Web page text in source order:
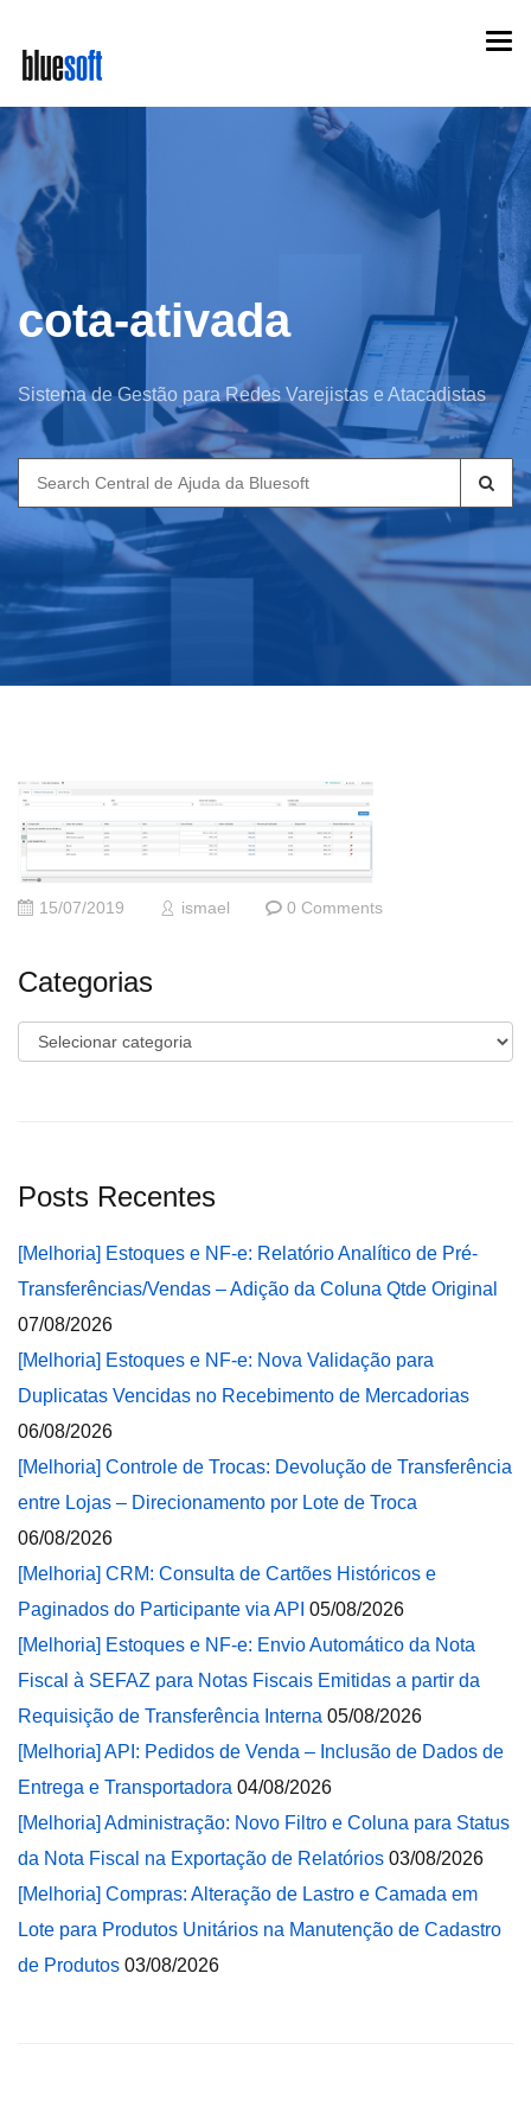
main
content
cota-ativada
Sistema de Gestão para Redes Varejistas e Atacadistas
Search
for:
15/07/2019 ismael 0 Comments
Categorias
Categorias
Posts Recentes
[Melhoria] Estoques e NF-e: Relatório Analítico de Pré-
Transferências/Vendas – Adição da Coluna Qtde Original
07/08/2026
[Melhoria] Estoques e NF-e: Nova Validação para
Duplicatas Vencidas no Recebimento de Mercadorias
06/08/2026
[Melhoria] Controle de Trocas: Devolução de Transferência
entre Lojas – Direcionamento por Lote de Troca
06/08/2026
[Melhoria] CRM: Consulta de Cartões Históricos e
Paginados do Participante via API 05/08/2026
[Melhoria] Estoques e NF-e: Envio Automático da Nota
Fiscal à SEFAZ para Notas Fiscais Emitidas a partir da
Requisição de Transferência Interna 05/08/2026
[Melhoria] API: Pedidos de Venda – Inclusão de Dados de
Entrega e Transportadora 04/08/2026
[Melhoria] Administração: Novo Filtro e Coluna para Status
da Nota Fiscal na Exportação de Relatórios 03/08/2026
[Melhoria] Compras: Alteração de Lastro e Camada em
Lote para Produtos Unitários na Manutenção de Cadastro
de Produtos 03/08/2026